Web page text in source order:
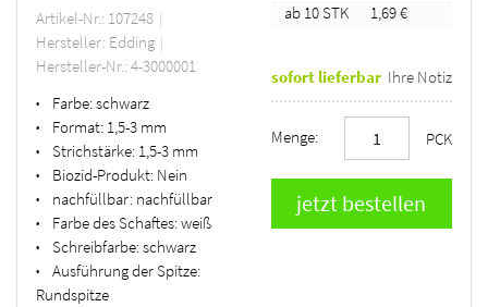
Artikel-Nr.: 107248
Hersteller: Edding
Hersteller-Nr.: 4-3000001
• Farbe:schwarz
• Format: 1,5-3 mm
• Strichstärke: 1,5-3 mm
• Biozid-Produkt: Nein
• nachfüllbar: nachfüllbar
• Farbe des Schaftes:weiß
• Schreibfarbe:schwarz
•
Ausführung der Spitze:
Rundspitze
ab 10 STK
1,69 €
sofort lieferbar Ihre Notiz
Menge: PCK